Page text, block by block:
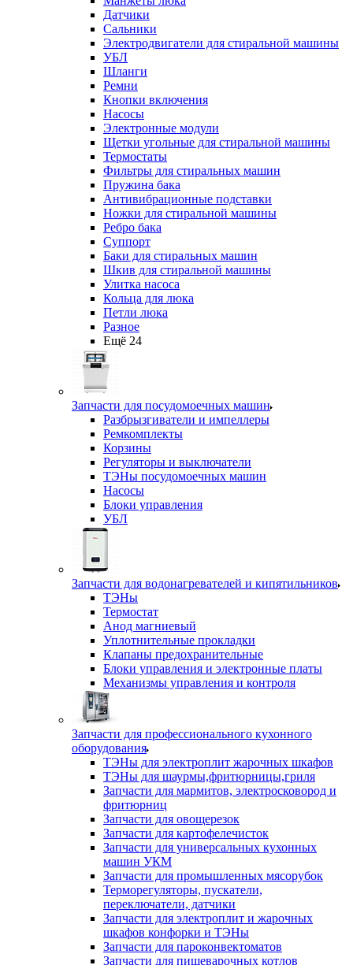
Датчики
Сальники
Электродвигатели для стиральной машины
УБЛ
Шланги
Ремни
Кнопки включения
Насосы
Электронные модули
Щетки угольные для стиральной машины
Термостаты
Фильтры для стиральных машин
Пружина бака
Антивибрационные подставки
Ножки для стиральной машины
Ребро бака
Суппорт
Баки для стиральных машин
Шкив для стиральной машины
Улитка насоса
Кольца для люка
Петли люка
Разное
Ещё 24
Запчасти для посудомоечных машин
Разбрызгиватели и импеллеры
Ремкомплекты
Корзины
Регуляторы и выключатели
ТЭНы посудомоечных машин
Насосы
Блоки управления
УБЛ
Запчасти для водонагревателей и кипятильников
ТЭНы
Термостат
Анод магниевый
Уплотнительные прокладки
Клапаны предохранительные
Блоки управления и электронные платы
Механизмы управления и контроля
Запчасти для профессионального кухонного
оборудования
ТЭНы для электроплит жарочных шкафов
ТЭНы для шаурмы,фритюрницы,гриля
Запчасти для мармитов, электросковород и
фритюрниц
Запчасти для овощерезок
Запчасти для картофелечисток
Запчасти для универсальных кухонных
машин УКМ
Запчасти для промышленных мясорубок
Терморегуляторы, пускатели,
переключатели, датчики
Запчасти для электроплит и жарочных
шкафов конфорки и ТЭНы
Запчасти для пароконвектоматов
Запчасти для пищеварочных котлов